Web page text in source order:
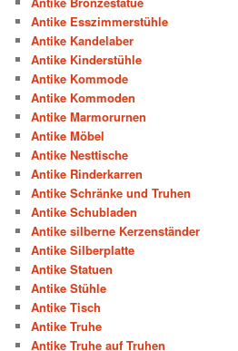
Antike Esszimmerstühle
Antike Kandelaber
Antike Kinderstühle
Antike Kommode
Antike Kommoden
Antike Marmorurnen
Antike Möbel
Antike Nesttische
Antike Rinderkarren
Antike Schränke und Truhen
Antike Schubladen
Antike silberne Kerzenständer
Antike Silberplatte
Antike Statuen
Antike Stühle
Antike Tisch
Antike Truhe
Antike Truhe auf Truhen